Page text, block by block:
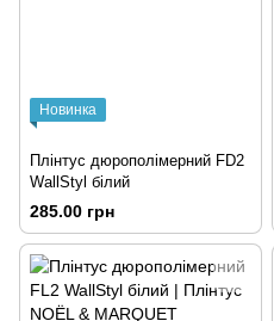
Новинка
Плінтус дюрополімерний FD2
WallStyl білий
285.00 грн